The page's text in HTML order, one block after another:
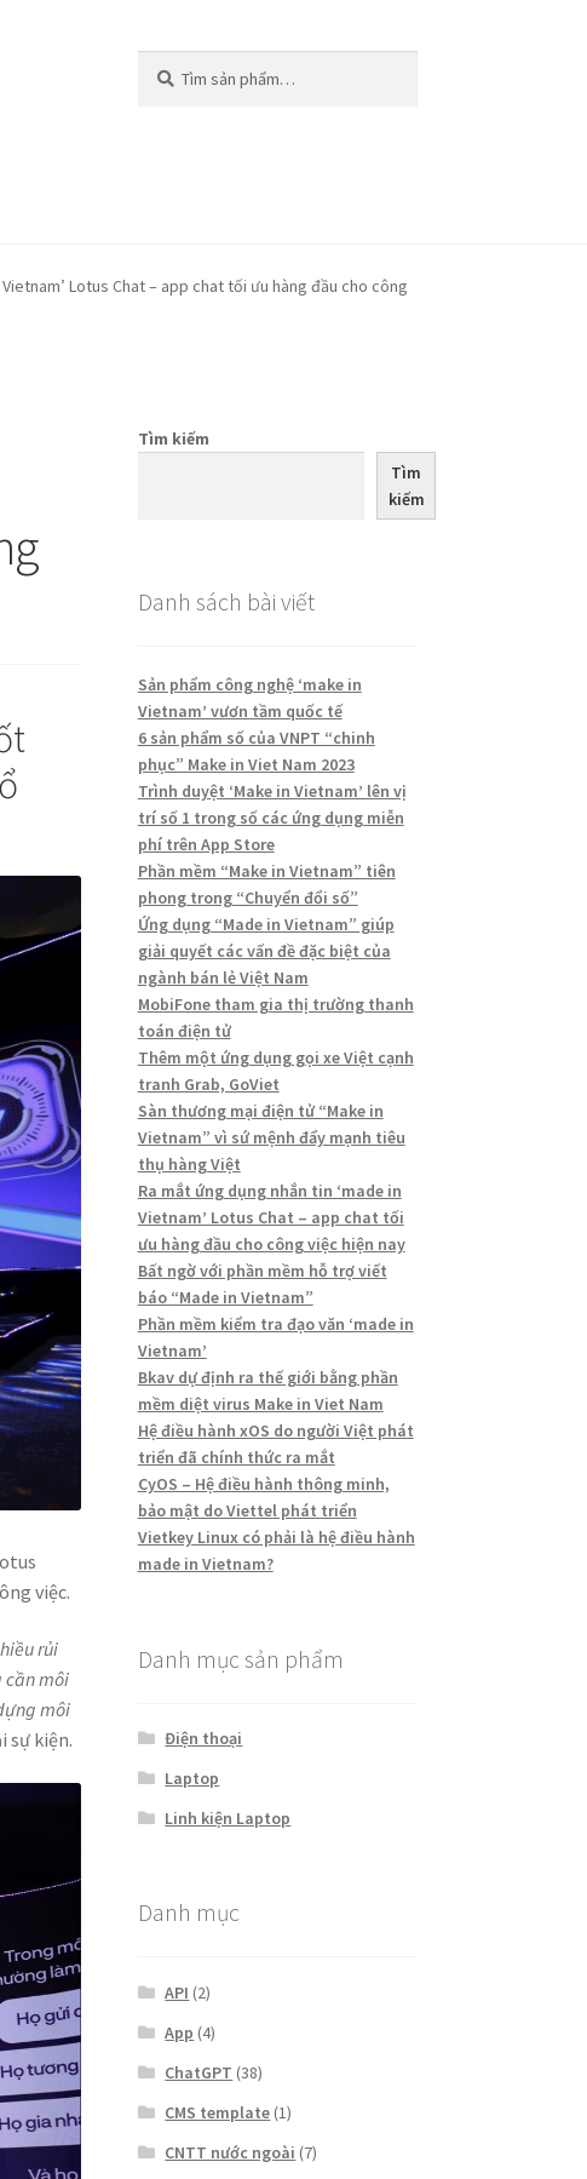
kiếm:
kiếm
Lotus Chat – app chat tối ưu hàng đầu cho công
việc.
rủi
cần môi
môi
sự kiện.
Tìm kiếm
Tìm
kiếm
Danh sách bài viết
Sản phẩm công nghệ ‘make in
Vietnam’ vươn tầm quốc tế
6 sản phẩm số của VNPT “chinh
phục” Make in Viet Nam 2023
Trình duyệt ‘Make in Vietnam’ lên vị
trí số 1 trong số các ứng dụng miễn
phí trên App Store
Phần mềm “Make in Vietnam” tiên
phong trong “Chuyển đổi số”
Ứng dụng “Made in Vietnam” giúp
giải quyết các vấn đề đặc biệt của
ngành bán lẻ Việt Nam
MobiFone tham gia thị trường thanh
toán điện tử
Thêm một ứng dụng gọi xe Việt cạnh
tranh Grab, GoViet
Sàn thương mại điện tử “Make in
Vietnam” vì sứ mệnh đẩy mạnh tiêu
thụ hàng Việt
Ra mắt ứng dụng nhắn tin ‘made in
Vietnam’ Lotus Chat – app chat tối
ưu hàng đầu cho công việc hiện nay
Bất ngờ với phần mềm hỗ trợ viết
báo “Made in Vietnam”
Phần mềm kiểm tra đạo văn ‘made in
Vietnam’
Bkav dự định ra thế giới bằng phần
mềm diệt virus Make in Viet Nam
Hệ điều hành xOS do người Việt phát
triển đã chính thức ra mắt
CyOS – Hệ điều hành thông minh,
bảo mật do Viettel phát triển
Vietkey Linux có phải là hệ điều hành
made in Vietnam?
Danh mục sản phẩm
Điện thoại
Laptop
Linh kiện Laptop
Danh mục
API (2)
App (4)
ChatGPT (38)
CMS template (1)
CNTT nước ngoài (7)